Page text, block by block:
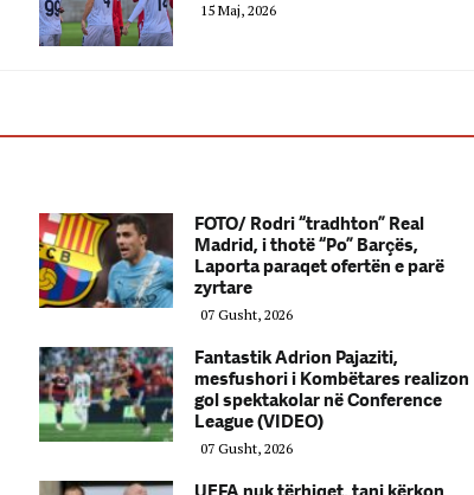
15 Maj, 2026
FOTO/ Rodri “tradhton” Real
Madrid, i thotë “Po” Barçës,
Laporta paraqet ofertën e parë
zyrtare
07 Gusht, 2026
Fantastik Adrion Pajaziti,
mesfushori i Kombëtares realizon
gol spektakolar në Conference
League (VIDEO)
07 Gusht, 2026